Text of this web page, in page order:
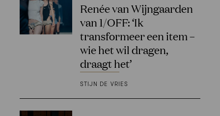
Renée van Wijngaarden
van 1/OFF: ‘Ik
transformeer een item –
wie het wil dragen,
draagt het’
STIJN DE VRIES